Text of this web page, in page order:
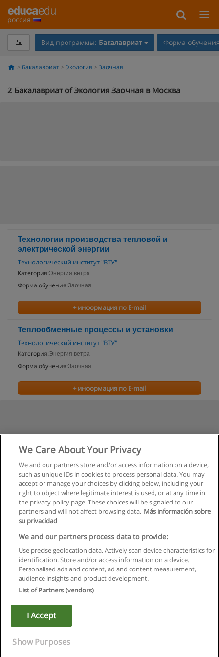
россия
Вид программы: Бакалавриат Форма
Бакалавриат Экология Заочная
2 Бакалавриат of Экология Заочная в Москва
Технологии производства тепловой и
электрической энергии
Технологический институт "ВТУ"
Категория:Энергия ветра
Форма обучения:Заочная
+ информация по E-mail
Теплообменные процессы и установки
Технологический институт "ВТУ"
Категория:Энергия ветра
Форма обучения:Заочная
+ информация по E-mail
Правила пользования
Конфиденциальность информации
Copyright © Educaedu Business S.L. - CIF : B-95610580: -
We Care About Your Privacy
We and our partners store and/or access information on a device,
such as unique IDs in cookies to process personal data. You may
accept or manage your choices by clicking below, including your
right to object where legitimate interest is used, or at any time in
the privacy policy page. These choices will be signaled to our
partners and will not affect browsing data. Más información sobre
su privacidad
We and our partners process data to provide:
Use precise geolocation data. Actively scan device characteristics for
identification. Store and/or access information on a device.
Personalised ads and content, ad and content measurement,
audience insights and product development.
List of Partners (vendors)
I Accept
Show Purposes